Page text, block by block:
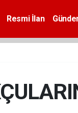
Resmi İlan